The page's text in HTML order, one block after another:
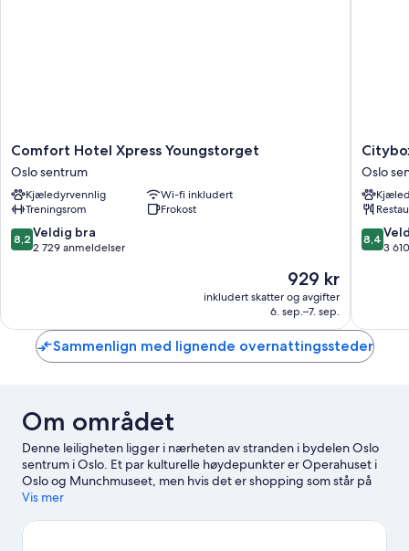
Comfort
Hotel
Xpress
Youngstorget
Oslo
sentrum
Comfort Hotel Xpress Youngstorget
Oslo sentrum
Kjæledyrvennlig
Wi-fi inkludert
Treningsrom
Frokost
8.2
av
anmeldelser
8,2 Veldig bra
2 729 anmeldelser
Prisen
929 kr
929 kr
inkludert skatter og avgifter
6. sep.–7. sep.
Citybox
Oslo
Oslo
sentrum
Oslo
8.4
av
8,4
3
Sammenlign med lignende overnattingssteder
Om området
Denne leiligheten ligger i nærheten av stranden i bydelen Oslo
sentrum i Oslo. Et par kulturelle høydepunkter er Operahuset i
Oslo og Munchmuseet, men hvis det er shopping som står på
planen, kan du ta turen til Aker brygge og Oslo City kjøpesenter.
et besøk.
Vis mer